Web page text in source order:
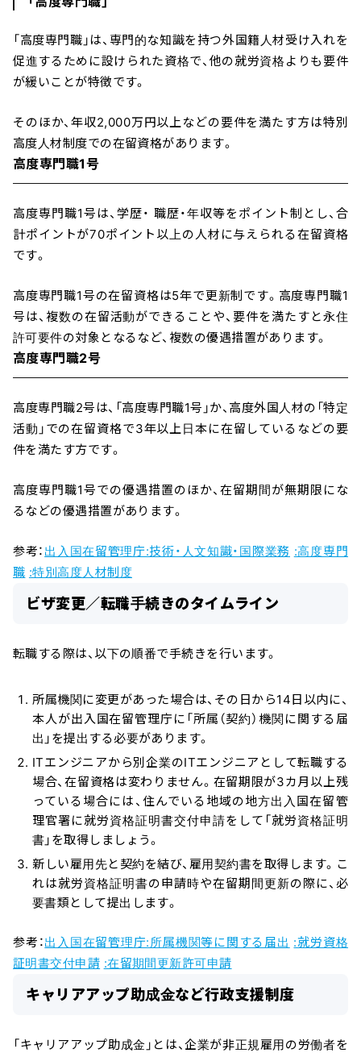
「高度専門職」は、専門的な知識を持つ外国籍人材受け入れを
促進するために設けられた資格で、他の就労資格よりも要件
が緩いことが特徴です。
そのほか、年収2,000万円以上などの要件を満たす方は特別
高度人材制度での在留資格があります。
高度専門職1号
高度専門職1号は、学歴・ 職歴・年収等をポイント制とし、合
計ポイントが70ポイント以上の人材に与えられる在留資格
です。
高度専門職1号の在留資格は5年で更新制です。高度専門職1
号は、複数の在留活動ができることや、要件を満たすと永住
許可要件の対象となるなど、複数の優遇措置があります。
高度専門職2号
高度専門職2号は、「高度専門職1号」か、高度外国人材の「特定
活動」での在留資格で3年以上日本に在留しているなどの要
件を満たす方です。
高度専門職1号での優遇措置のほか、在留期間が無期限にな
るなどの優遇措置があります。
参考： 出入国在留管理庁:技術・人文知識・国際業務 :高度専門
職 :特別高度人材制度
ビザ変更／転職手続きのタイムライン
転職する際は、以下の順番で手続きを行います。
所属機関に変更があった場合は、その日から14日以内に、
本人が出入国在留管理庁に「所属（契約）機関に関する届
出」を提出する必要があります。
ITエンジニアから別企業のITエンジニアとして転職する
場合、在留資格は変わりません。在留期限が3カ月以上残
っている場合には、住んでいる地域の地方出入国在留管
理官署に就労資格証明書交付申請をして「就労資格証明
書」を取得しましょう。
新しい雇用先と契約を結び、雇用契約書を取得します。こ
れは就労資格証明書の申請時や在留期間更新の際に、必
要書類として提出します。
参考：出入国在留管理庁:所属機関等に関する届出 :就労資格
証明書交付申請 :在留期間更新許可申請
キャリアアップ助成金など行政支援制度
「キャリアアップ助成金」とは、企業が非正規雇用の労働者を